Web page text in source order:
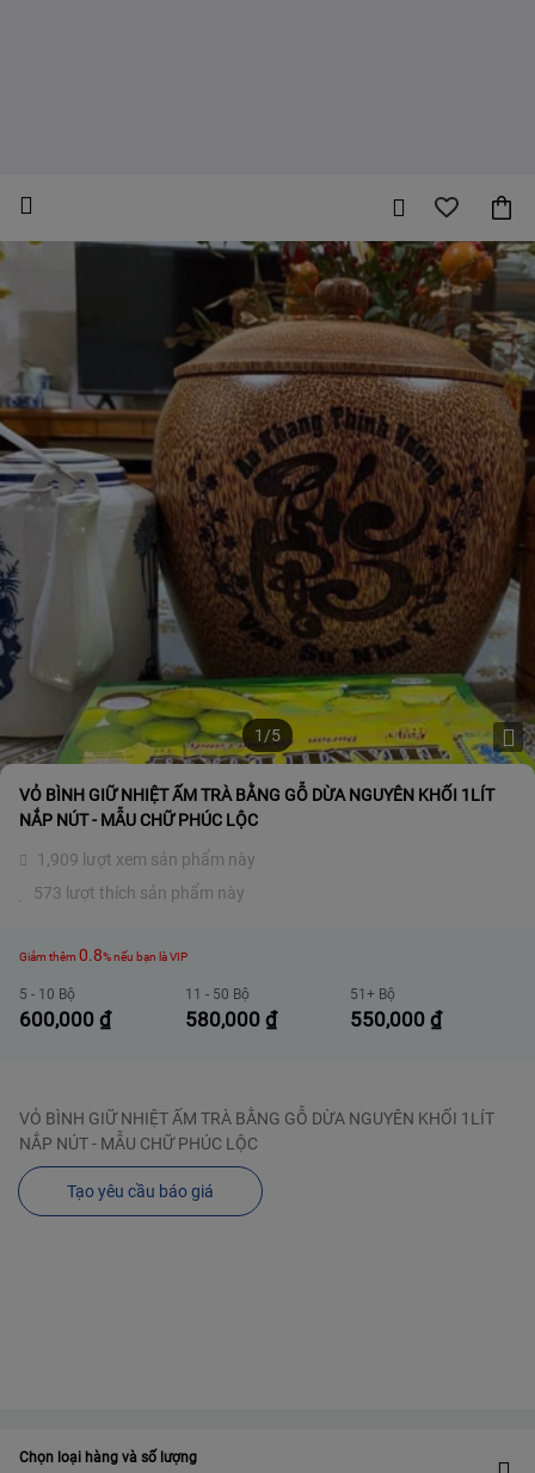
1/5
VỎ BÌNH GIỮ NHIỆT ẤM TRÀ BẰNG GỖ DỪA NGUYÊN KHỐI 1LÍT
NẮP NÚT - MẪU CHỮ PHÚC LỘC
1,909 lượt xem sản phẩm này
573 lượt thích sản phẩm này
Giảm thêm 0.8% nếu bạn là VIP
600,000 ₫
5 - 10 Bộ
580,000 ₫
11 - 50 Bộ
550,000₫
51+ Bộ
VỎ BÌNH GIỮ NHIỆT ẤM TRÀ BẰNG GỖ DỪA NGUYÊN KHỐI 1LÍT
NẮP NÚT - MẪU CHỮ PHÚC LỘC
Tạo yêu cầu báo giá
Chọn loại hàng và số lượng